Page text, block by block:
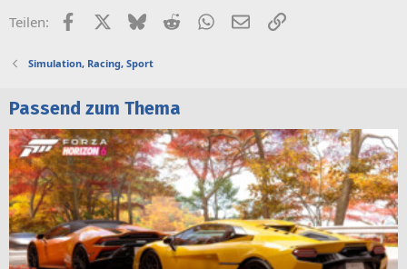
Teilen: FacebookX (Twitter)
BlueskyRedditWhatsApp
E-MailLink
Simulation, Racing, Sport
Passend zum Thema